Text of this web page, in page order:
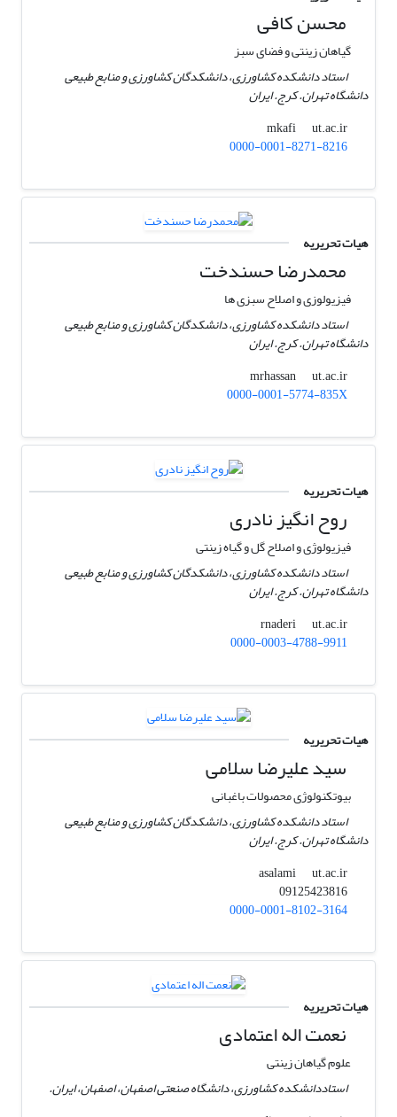
محسن کافی
گیاهان زینتی و فضای سبز
استاد دانشکده کشاورزی، دانشکدگان کشاورزی و منابع طبیعی
دانشگاه تهران. کرج. ایران
mkafi
ut.ac.ir
0000-0001-8271-8216
هیات تحریریه
محمدرضا حسندخت
فیزیولوزی و اصلاح سبزی ها
استاد دانشکده کشاورزی، دانشکدگان کشاورزی و منابع طبیعی
دانشگاه تهران. کرج. ایران
mrhassan
ut.ac.ir
0000-0001-5774-835X
هیات تحریریه
روح انگیز نادری
فیزیولوژی و اصلاح گل و گیاه زینتی
استاد دانشکده کشاورزی، دانشکدگان کشاورزی و منابع طبیعی
دانشگاه تهران. کرج. ایران
rnaderi
ut.ac.ir
0000-0003-4788-9911
هیات تحریریه
سید علیرضا سلامی
بیوتکنولوژی محصولات باغبانی
استاد دانشکده کشاورزی، دانشکدگان کشاورزی و منابع طبیعی
دانشگاه تهران. کرج. ایران
asalami
ut.ac.ir
09125423816
0000-0001-8102-3164
هیات تحریریه
نعمت اله اعتمادی
علوم گیاهان زینتی
استاددانشکده کشاورزی، دانشگاه صنعتی اصفهان، اصفهان، ایران.